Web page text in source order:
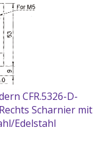
CFR.5326-D-
Scharnier mit
Edelstahl